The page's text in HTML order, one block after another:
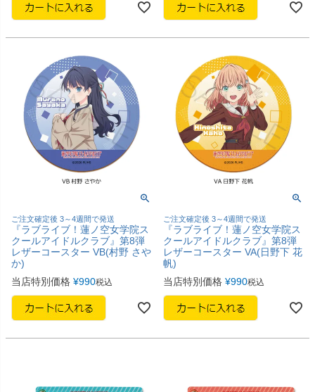
ご注文確定後 3～4週間で発送
『ラブライブ！蓮ノ空女学院ス
クールアイドルクラブ』第8弾
レザーコースター VB(村野 さや
か)
当店特別価格 ¥990税込
ご注文確定後 3～4週間で発送
『ラブライブ！蓮ノ空女学院ス
クールアイドルクラブ』第8弾
レザーコースター VA(日野下 花
帆)
当店特別価格 ¥990税込